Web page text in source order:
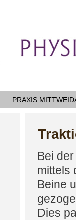
PRAXIS
Bei
mittels
Beine
Dies